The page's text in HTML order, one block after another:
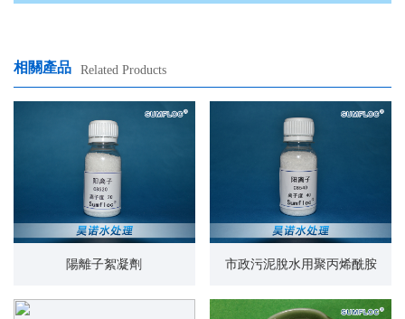
相關產品 Related Products
陽離子絮凝劑 市政污泥脫水用聚丙烯酰胺